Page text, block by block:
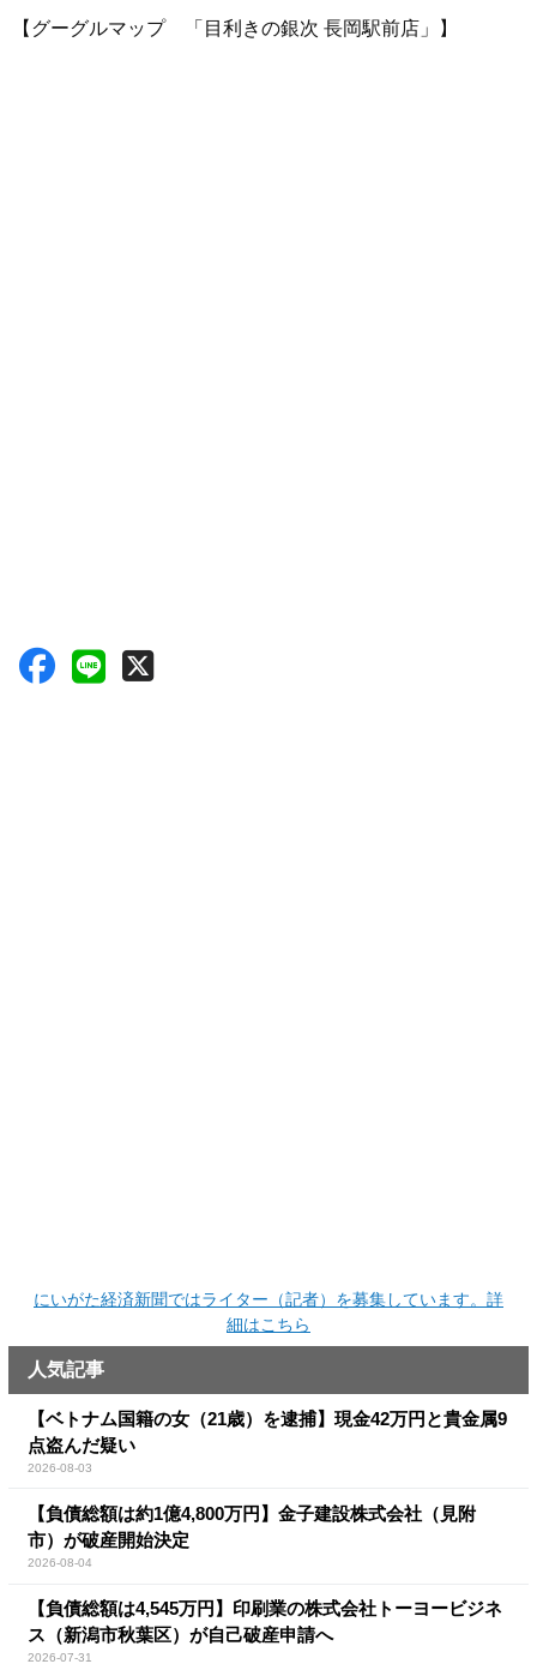
【グーグルマップ 「目利きの銀次 長岡駅前店」】
にいがた経済新聞ではライター（記者）を募集しています。詳
細はこちら
人気記事
【ベトナム国籍の女（21歳）を逮捕】現金42万円と貴金属9
点盗んだ疑い
2026-08-03
【負債総額は約1億4,800万円】金子建設株式会社（見附
市）が破産開始決定
2026-08-04
【負債総額は4,545万円】印刷業の株式会社トーヨービジネ
ス（新潟市秋葉区）が自己破産申請へ
2026-07-31